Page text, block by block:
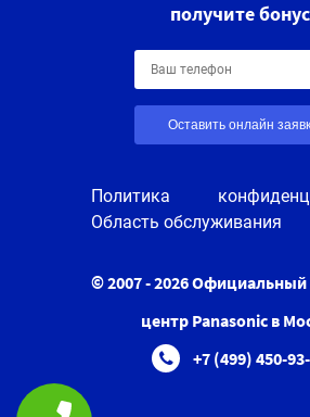
получите
Оставить онлайн
Политика
Область обслуживания
© 2007 - 2026
центр Panasonic в
+7 (499) 450-